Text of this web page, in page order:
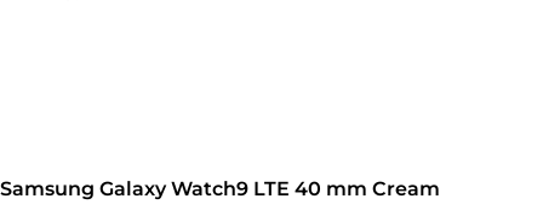
Samsung Galaxy Watch9 LTE 40 mm Cream